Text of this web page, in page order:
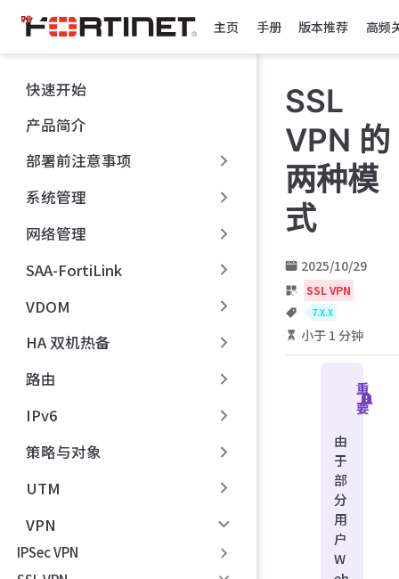
跳
至
主
內
容
主页 手册 版本推荐 高频
快速开始
产品简介
部署前注意事项
系统管理
网络管理
SAA-FortiLink
VDOM
HA 双机热备
路由
IPv6
策略与对象
UTM
VPN
IPSec VPN
SSL
VPN 的
两种模
式
2025/10/29
SSL VPN
7.X.X
小于 1 分钟
重
要
由
于
部
分
用
户
W